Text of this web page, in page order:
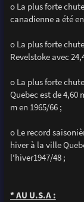
o La plus forte
canadienne a été
o La plus forte
Revelstoke avec
o La plus forte
Quebec est de 4,60
m en 1965/66 ;
o Le record
hiver à la ville
l'hiver1947/48 ;
* AU U.S.A :